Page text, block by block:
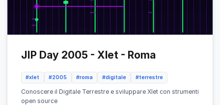
JIP Day 2005 - Xlet - Roma
#xlet #2005 #roma #digitale #terrestre
Conoscere il Digitale Terrestre e sviluppare Xlet con strumenti
open source